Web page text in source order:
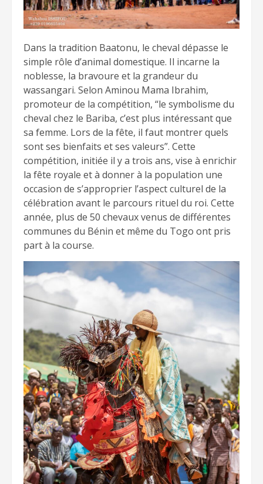
Dans la tradition Baatonu, le cheval dépasse le
simple rôle d’animal domestique. Il incarne la
noblesse, la bravoure et la grandeur du
wassangari. Selon Aminou Mama Ibrahim,
promoteur de la compétition, “le symbolisme du
cheval chez le Bariba, c’est plus intéressant que
sa femme. Lors de la fête, il faut montrer quels
sont ses bienfaits et ses valeurs”. Cette
compétition, initiée il y a trois ans, vise à enrichir
la fête royale et à donner à la population une
occasion de s’approprier l’aspect culturel de la
célébration avant le parcours rituel du roi. Cette
année, plus de 50 chevaux venus de différentes
communes du Bénin et même du Togo ont pris
part à la course.